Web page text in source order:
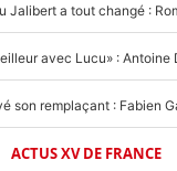
ACTUS XV DE FRANCE